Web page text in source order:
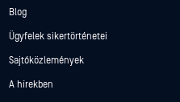
Blog
Ügyfelek sikertörténetei
Sajtóközlemények
A hírekben